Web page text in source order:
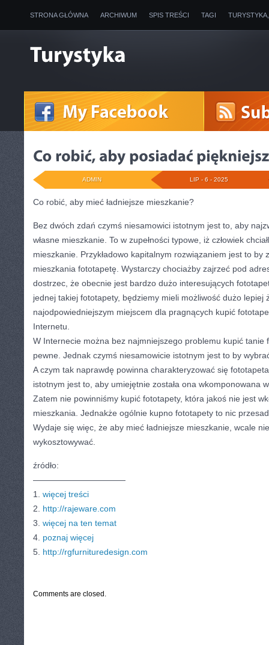
STRONA GŁÓWNA ARCHIWUM SPIS TREŚCI TAGI
LIP - 6 - 2025
ADMIN
Co robić, aby mieć ładniejsze mieszkanie?
Bez dwóch zdań czymś niesamowici istotnym jest to, aby
własne mieszkanie. To w zupełności typowe, iż człowiek
mieszkanie. Przykładowo kapitalnym rozwiązaniem jest to by
mieszkania fototapetę. Wystarczy chociażby zajrzeć pod
dostrzec, że obecnie jest bardzo dużo interesujących
jednej takiej fototapety, będziemy mieli możliwość dużo lepiej
najodpowiedniejszym miejscem dla pragnących kupić
Internetu.
W Internecie można bez najmniejszego problemu kupić tanie
pewne. Jednak czymś niesamowicie istotnym jest to by
A czym tak naprawdę powinna charakteryzować się
istotnym jest to, aby umiejętnie została ona wkomponowana
Zatem nie powinniśmy kupić fototapety, która jakoś nie jest
mieszkania. Jednakże ogólnie kupno fototapety to nic
Wydaje się więc, że aby mieć ładniejsze mieszkanie, wcale
wykosztowywać.
źródło:
———————————
1. więcej treści
2. http://rajeware.com
3. więcej na ten temat
4. poznaj więcej
5. http://rgfurnituredesign.com
Comments are closed.